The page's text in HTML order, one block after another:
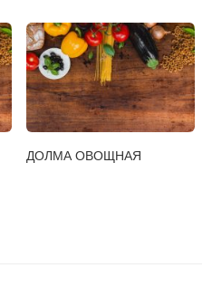
ДОЛМА ОВОЩНАЯ